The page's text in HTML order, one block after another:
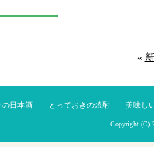
«
の日本酒 とっておきの焼酎 美味し
Copyright (C)